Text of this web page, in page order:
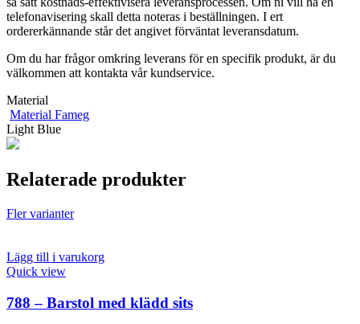
telefonavisering skall detta noteras i beställningen. I ert
ordererkännande står det angivet förväntat leveransdatum.
Om du har frågor omkring leverans för en specifik produkt, är du
välkommen att kontakta vår kundservice.
Material
Material Fameg
Light Blue
Relaterade produkter
Fler varianter
Lägg till i varukorg
Quick view
788 – Barstol med klädd sits